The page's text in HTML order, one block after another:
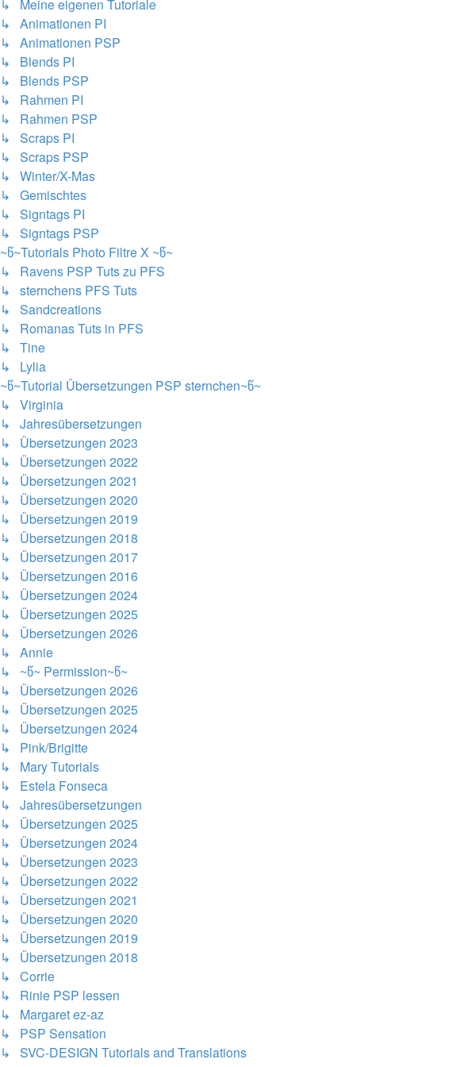
↳ Meine eigenen Tutoriale
↳ Animationen PI
↳ Animationen PSP
↳ Blends PI
↳ Blends PSP
↳ Rahmen PI
↳ Rahmen PSP
↳ Scraps PI
↳ Scraps PSP
↳ Winter/X-Mas
↳ Gemischtes
↳ Signtags PI
↳ Signtags PSP
~წ~Tutorials Photo Filtre X ~წ~
↳ Ravens PSP Tuts zu PFS
↳ sternchens PFS Tuts
↳ Sandcreations
↳ Romanas Tuts in PFS
↳ Tine
↳ Lylia
~წ~Tutorial Übersetzungen PSP sternchen~წ~
↳ Virginia
↳ Jahresübersetzungen
↳ Übersetzungen 2023
↳ Übersetzungen 2022
↳ Übersetzungen 2021
↳ Übersetzungen 2020
↳ Übersetzungen 2019
↳ Übersetzungen 2018
↳ Übersetzungen 2017
↳ Übersetzungen 2016
↳ Übersetzungen 2024
↳ Übersetzungen 2025
↳ Übersetzungen 2026
↳ Annie
↳ ~წ~ Permission~წ~
↳ Übersetzungen 2026
↳ Übersetzungen 2025
↳ Übersetzungen 2024
↳ Pink/Brigitte
↳ Mary Tutorials
↳ Estela Fonseca
↳ Jahresübersetzungen
↳ Übersetzungen 2025
↳ Übersetzungen 2024
↳ Übersetzungen 2023
↳ Übersetzungen 2022
↳ Übersetzungen 2021
↳ Übersetzungen 2020
↳ Übersetzungen 2019
↳ Übersetzungen 2018
↳ Corrie
↳ Rinie PSP lessen
↳ Margaret ez-az
↳ PSP Sensation
↳ SVC-DESIGN Tutorials and Translations